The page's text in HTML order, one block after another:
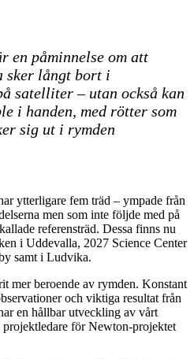
en påminnelse om att
sker långt bort i
satelliter – utan också kan
i handen, med rötter som
sig ut i rymden
ytterligare fem träd – ympade från
men som inte följde med på
referensträd. Dessa finns nu
i Uddevalla, 2027 Science Center
samt i Ludvika.
mer beroende av rymden. Konstant
och viktiga resultat från
en hållbar utveckling av vårt
för Newton-projektet